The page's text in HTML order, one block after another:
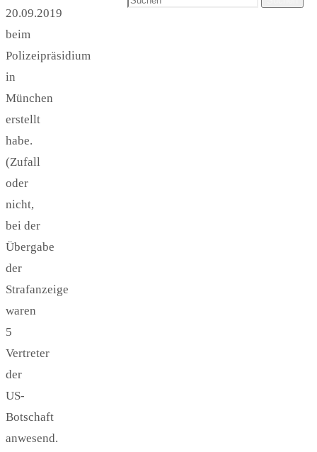
20.09.2019
beim
Polizeipräsidium
in
München
erstellt
habe.
(Zufall
oder
nicht,
bei der
Übergabe
der
Strafanzeige
waren
5
Vertreter
der
US-
Botschaft
anwesend.